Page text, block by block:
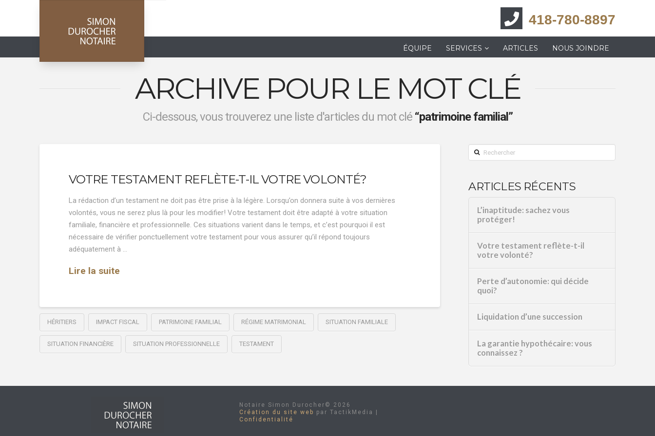
418-780-8897
ÉQUIPE SERVICES ARTICLES NOUS JOINDRE
ARCHIVE POUR LE MOT CLÉ
Ci-dessous, vous trouverez une liste d'articles du mot clé “patrimoine familial”
VOTRE TESTAMENT REFLÈTE-T-IL VOTRE VOLONTÉ?
La rédaction d’un testament ne doit pas être prise à la légère. Lorsqu’on donnera suite à vos dernières
volontés, vous ne serez plus là pour les modifier! Votre testament doit être adapté à votre situation
familiale, financière et professionnelle. Ces situations varient dans le temps, et c’est pourquoi il est
nécessaire de vérifier ponctuellement votre testament pour vous assurer qu’il répond toujours
adéquatement à …
Lire la suite
HÉRITIERS IMPACT FISCAL PATRIMOINE FAMILIAL RÉGIME MATRIMONIAL SITUATION FAMILIALE
SITUATION FINANCIÈRE SITUATION PROFESSIONNELLE TESTAMENT
Rechercher
ARTICLES RÉCENTS
L’inaptitude: sachez vous
protéger!
Votre testament reflète-t-il
votre volonté?
Perte d’autonomie: qui décide
quoi?
Liquidation d’une succession
La garantie hypothécaire: vous
connaissez ?
Notaire Simon Durocher© 2026
Création du site web par TactikMedia |
Confidentialité